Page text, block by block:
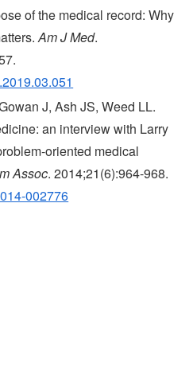
of the medical record: Why
Am J Med.
J, Ash JS, Weed LL.
an interview with Larry
oriented medical
Assoc. 2014;21(6):964-968.
002776